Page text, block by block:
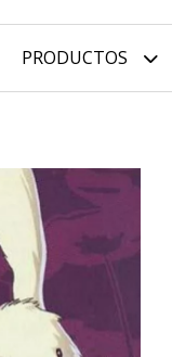
PRODUCTOS